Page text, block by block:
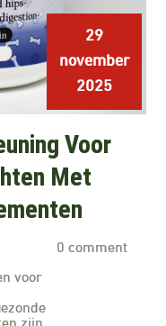
29
november
2025
Voor
Met
0 comment
voor
zijn